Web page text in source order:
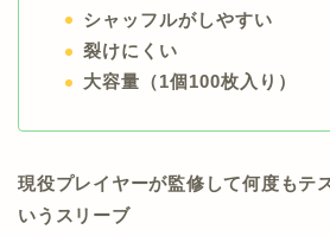
シャッフルがしやすい
裂けにくい
大容量（1個100枚入り）
現役プレイヤーが監修して何度もテ
いうスリーブ